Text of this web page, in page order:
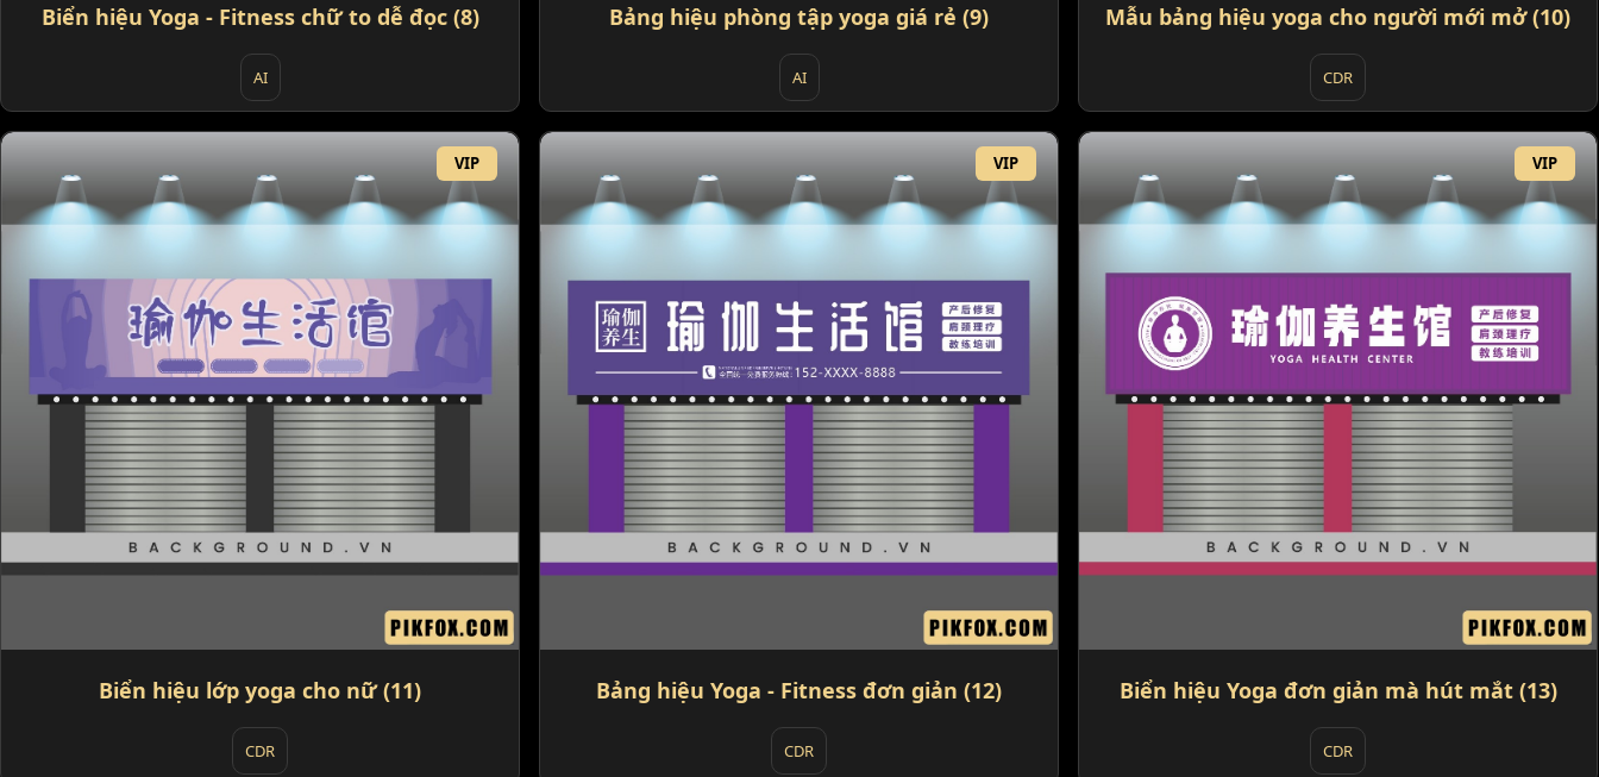
Biển hiệu Yoga - Fitness chữ to dễ đọc (8)
AI
Bảng hiệu phòng tập yoga giá rẻ (9)
AI
Mẫu bảng hiệu yoga cho người mới mở (10)
CDR
VIP
Biển hiệu lớp yoga cho nữ (11)
CDR
VIP
Bảng hiệu Yoga - Fitness đơn giản (12)
CDR
VIP
Biển hiệu Yoga đơn giản mà hút mắt (13)
CDR